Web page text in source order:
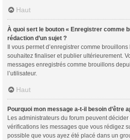
Haut
À quoi sert le bouton « Enregistrer comme
rédaction d’un sujet ?
Il vous permet d’enregistrer comme
souhaitez finaliser et publier ultérieurement.
messages enregistrés comme brouillons
l’utilisateur.
Haut
Pourquoi mon message a-t-il besoin d’être
Les administrateurs du forum peuvent
vérifications les messages que vous rédigez
possible que vous ayez été placé dans un